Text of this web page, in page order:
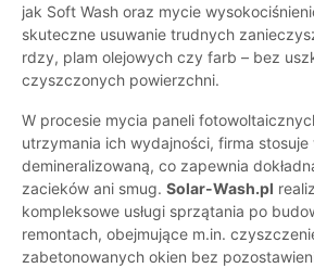
jak Soft Wash oraz mycie
skuteczne usuwanie trudnych
rdzy, plam olejowych czy farb – bez
czyszczonych powierzchni.
W procesie mycia paneli
utrzymania ich wydajności, firma stosuje
demineralizowaną, co zapewnia
zacieków ani smug. Solar-Wash.pl
kompleksowe usługi sprzątania po
remontach, obejmujące m.in.
zabetonowanych okien bez